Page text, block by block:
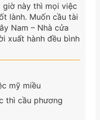
giờ này thì mọi việc
lành. Muốn cầu tài
Nam – Nhà cửa
xuất hành đều bình
mỹ miều
thì cầu phương